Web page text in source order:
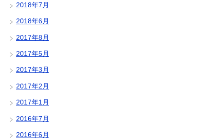
2018年7月
2018年6月
2017年8月
2017年5月
2017年3月
2017年2月
2017年1月
2016年7月
2016年6月